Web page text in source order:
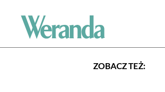
ZOBACZ TEŻ: